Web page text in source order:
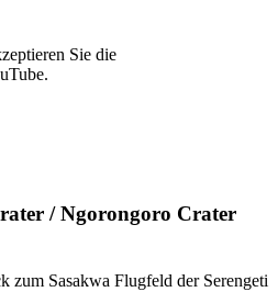
Sie die
/ Ngorongoro Crater
zum Sasakwa Flugfeld der Serengeti